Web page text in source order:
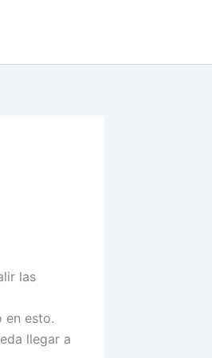
las
en esto.
llegar a